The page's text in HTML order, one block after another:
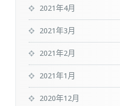
2021年4月
2021年3月
2021年2月
2021年1月
2020年12月